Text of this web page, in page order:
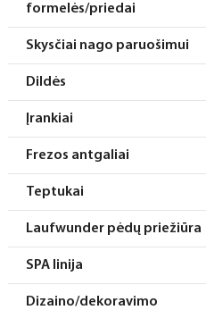
formelės/priedai
Skysčiai nago paruošimui
Dildės
Įrankiai
Frezos antgaliai
Teptukai
Laufwunder pėdų priežiūra
SPA linija
Dizaino/dekoravimo